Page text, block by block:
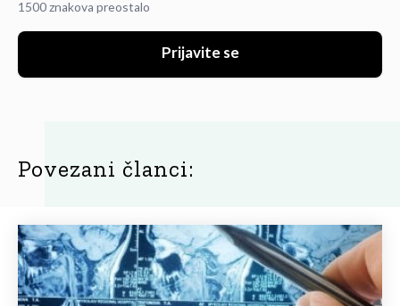
1500 znakova preostalo
Prijavite se
Povezani članci: